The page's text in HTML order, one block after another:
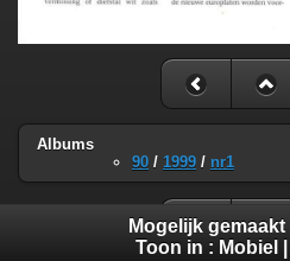
Albums
90 / 1999 / nr1
Mogelijk
Toon in : Mobiel